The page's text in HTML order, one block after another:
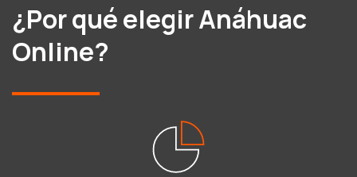
¿Por qué elegir Anáhuac
Online?